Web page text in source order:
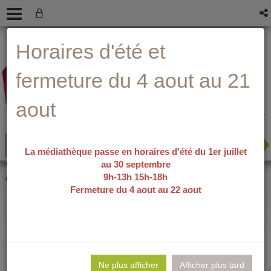
menu
contenu
recherche
Vous êtes ici :
Détail du
document
Meurtres pour
Horaires d'été et
fermeture du 4 aout au 21
aout
La médiathèque passe en horaires d'été du 1er juillet
au 30 septembre
9h-13h 15h-18h
Fermeture du 4 aout au 22 aout
Ne plus afficher Afficher plus tard